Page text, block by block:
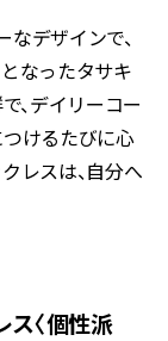
デザインで、
なったタサキ
、デイリーコー
けるたびに心
レスは、自分へ
〈個性派